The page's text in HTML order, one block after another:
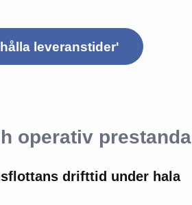
leveranstider'
operativ prestanda
drifttid under hala